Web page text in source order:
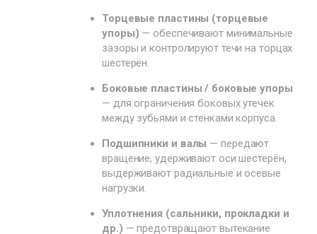
Торцевые пластины (торцевые
упоры) — обеспечивают минимальные
зазоры и контролируют течи на торцах
шестерён.
Боковые пластины / боковые упоры
— для ограничения боковых утечек
между зубьями и стенками корпуса.
Подшипники и валы — передают
вращение, удерживают оси шестерён,
выдерживают радиальные и осевые
нагрузки.
Уплотнения (сальники, прокладки и
др.) — предотвращают вытекание